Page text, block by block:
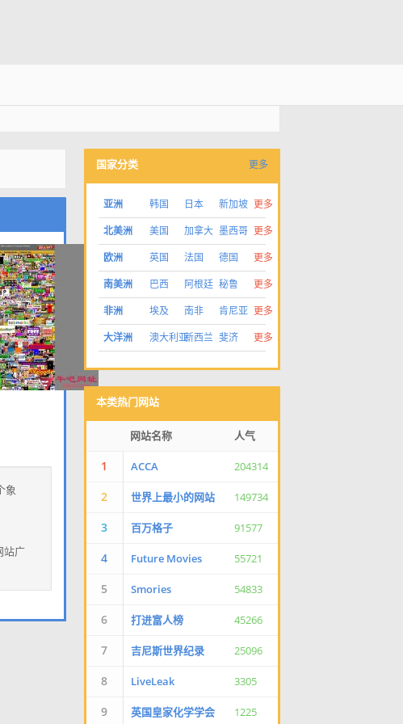
象
站广
国家分类 更多
亚洲 韩国 日本 新加坡 更多
北美洲
美国 加拿大 墨西哥 更多
欧洲
英国 法国 德国
更多
南美洲
巴西 阿根廷 秘鲁
更多
非洲
埃及 南非 肯尼亚 更多
大洋洲
澳大利亚新西兰 斐济 更多
本类热门网站
网站名称 人气
1 ACCA 204314
2 世界上最小的网站 149734
3 百万格子 91577
4 Future Movies 55721
5 Smories 54833
6 打进富人榜 45266
7 吉尼斯世界纪录 25096
8 LiveLeak 3305
9 英国皇家化学学会 1225